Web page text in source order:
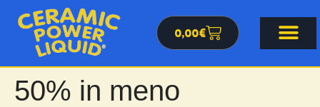
0,00€
50% in meno